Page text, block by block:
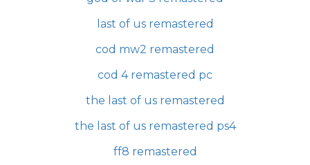
last of us remastered
cod mw2 remastered
cod 4 remastered pc
the last of us remastered
the last of us remastered ps4
ff8 remastered